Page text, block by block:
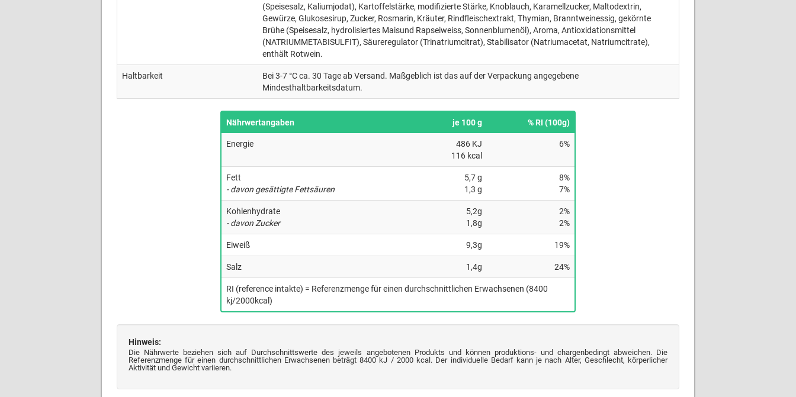
(Speisesalz, Kaliumjodat), Kartoffelstärke, modifizierte Stärke, Knoblauch, Karamellzucker, Maltodextrin,
Gewürze, Glukosesirup, Zucker, Rosmarin, Kräuter, Rindfleischextrakt, Thymian, Branntweinessig, gekörnte
Brühe (Speisesalz, hydrolisiertes Maisund Rapseiweiss, Sonnenblumenöl), Aroma, Antioxidationsmittel
(NATRIUMMETABISULFIT), Säureregulator (Trinatriumcitrat), Stabilisator (Natriumacetat, Natriumcitrate),
enthält Rotwein.
Haltbarkeit
Bei 3-7 °C ca. 30 Tage ab Versand. Maßgeblich ist das auf der Verpackung angegebene
Mindesthaltbarkeitsdatum.
Nährwertangaben je 100 g % RI (100g)
Energie
486 KJ
116 kcal
6%
Fett
- davon gesättigte Fettsäuren
5,7 g
1,3 g
8%
7%
Kohlenhydrate
- davon Zucker
5,2g
1,8g
2%
2%
Eiweiß 9,3g 19%
Salz 1,4g 24%
RI (reference intakte) = Referenzmenge für einen durchschnittlichen Erwachsenen (8400
kj/2000kcal)
Hinweis:
Die Nährwerte beziehen sich auf Durchschnittswerte des jeweils angebotenen Produkts und können produktions- und chargenbedingt abweichen. Die
Referenzmenge für einen durchschnittlichen Erwachsenen beträgt 8400 kJ / 2000 kcal. Der individuelle Bedarf kann je nach Alter, Geschlecht, körperlicher
Aktivität und Gewicht variieren.